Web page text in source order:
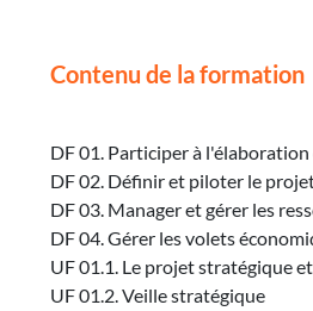
Contenu de la formation
DF 01. Participer à
DF 02. Définir et piloter le
DF 03. Manager et gérer les
DF 04. Gérer les volets
UF 01.1. Le projet stratégique
UF 01.2. Veille stratégique